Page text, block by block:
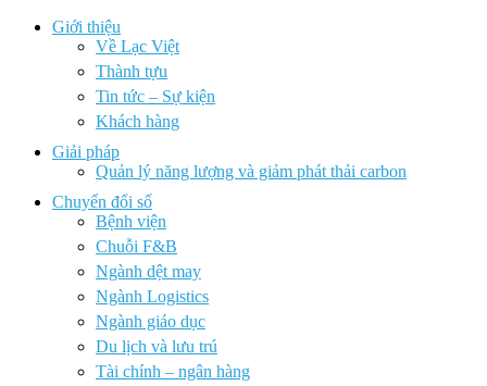
Giới thiệu
Về Lạc Việt
Thành tựu
Tin tức – Sự kiện
Khách hàng
Giải pháp
Quản lý năng lượng và giảm phát thải carbon
Chuyển đổi số
Bệnh viện
Chuỗi F&B
Ngành dệt may
Ngành Logistics
Ngành giáo dục
Du lịch và lưu trú
Tài chính – ngân hàng